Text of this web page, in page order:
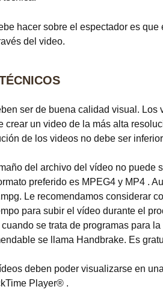
hacer sobre el espectador es
del video.
ser de buena calidad visual.
crear un video de la más alta
de los videos no debe ser
del archivo del vídeo no puede
preferido es MPEG4 y MP4 .
Le recomendamos considerar
para subir el vídeo durante el
se trata de programas para
se llama Handbrake. Es
deben poder visualizarse en
Player® .